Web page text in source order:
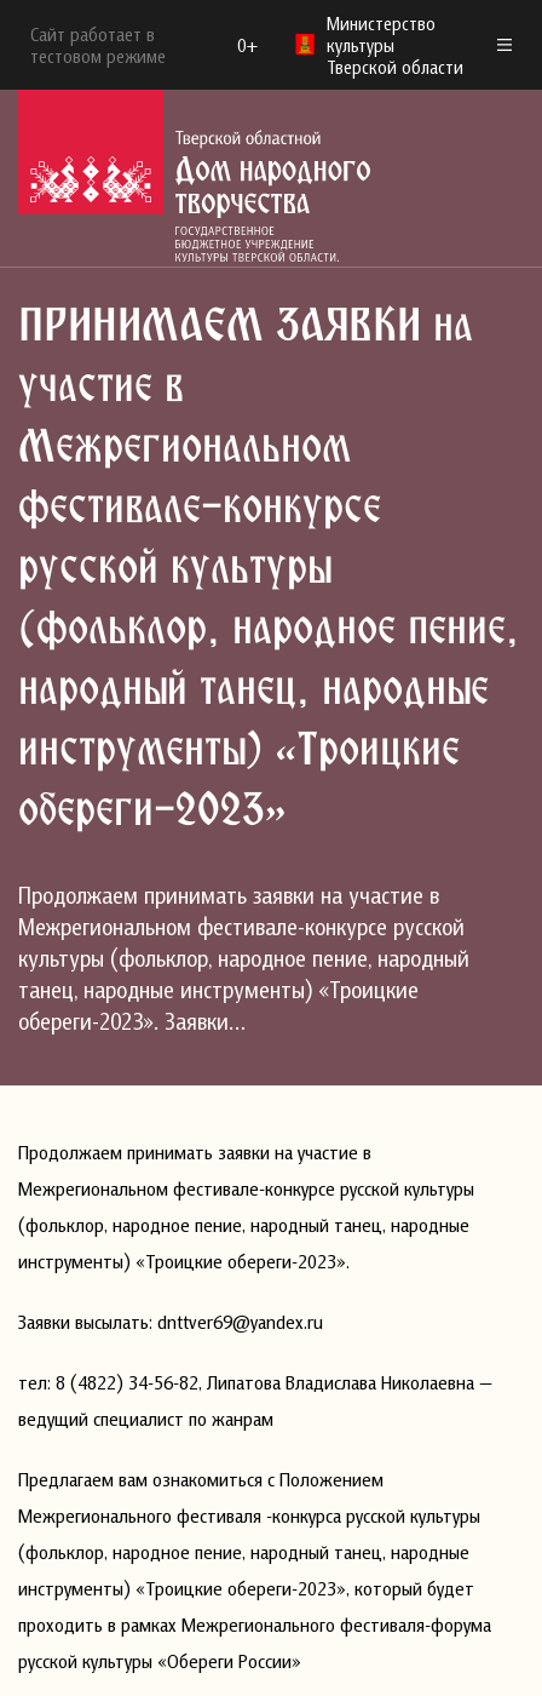
Сайт работает в
тестовом режиме
0+
Министерство
культуры
Тверской области
ПРИНИМАЕМ ЗАЯВКИ на
участие в
Межрегиональном
фестивале-конкурсе
русской культуры
(фольклор, народное пение,
народный танец, народные
инструменты) «Троицкие
обереги-2023»
Продолжаем принимать заявки на участие в
Межрегиональном фестивале-конкурсе русской
культуры (фольклор, народное пение, народный
танец, народные инструменты) «Троицкие
обереги-2023». Заявки…
Продолжаем принимать заявки на участие в
Межрегиональном фестивале-конкурсе русской культуры
(фольклор, народное пение, народный танец, народные
инструменты) «Троицкие обереги-2023».
Заявки высылать: dnttver69@yandex.ru
тел: 8 (4822) 34-56-82, Липатова Владислава Николаевна —
ведущий специалист по жанрам
Предлагаем вам ознакомиться с Положением
Межрегионального фестиваля -конкурса русской культуры
(фольклор, народное пение, народный танец, народные
инструменты) «Троицкие обереги-2023», который будет
проходить в рамках Межрегионального фестиваля-форума
русской культуры «Обереги России»